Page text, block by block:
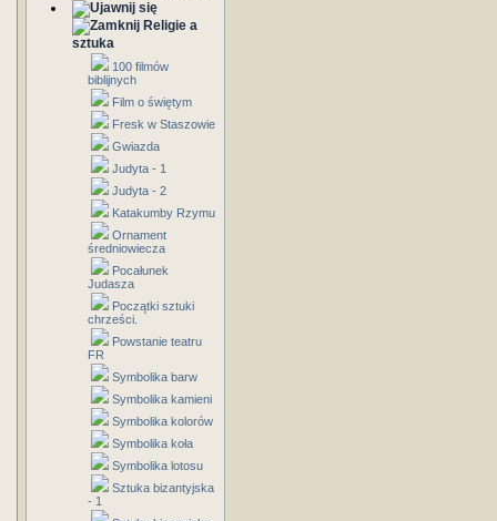
Religie a
sztuka
100 filmów
biblijnych
Film o świętym
Fresk w Staszowie
Gwiazda
Judyta - 1
Judyta - 2
Katakumby Rzymu
Ornament
średniowiecza
Pocałunek
Judasza
Początki sztuki
chrześci.
Powstanie teatru
FR
Symbolika barw
Symbolika kamieni
Symbolika kolorów
Symbolika koła
Symbolika lotosu
Sztuka bizantyjska
- 1